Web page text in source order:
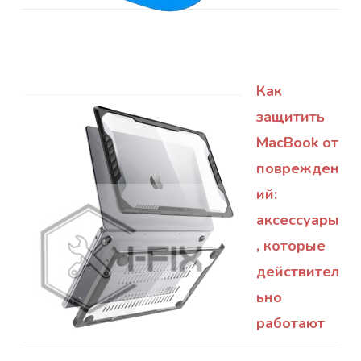
Как
защитить
MacBook от
поврежден
ий:
аксессуары
, которые
действител
ьно
работают